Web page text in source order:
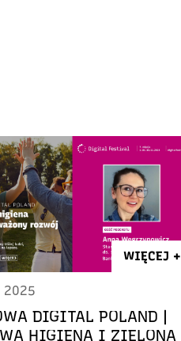
WIĘCEJ +
2025
DIGITAL POLAND |
HIGIENA I ZIELONA